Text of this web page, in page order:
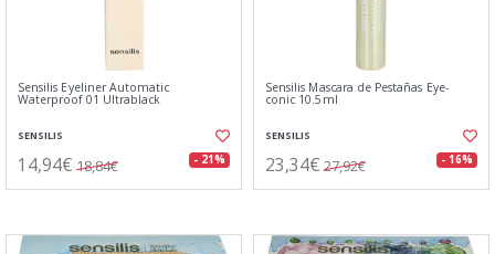
Sensilis Eyeliner Automatic
Waterproof 01 Ultrablack
SENSILIS
14,94€ 18,84€ - 21%
Sensilis Mascara de Pestañas Eye-
conic 10.5ml
SENSILIS
23,34€ 27,92€ - 16%